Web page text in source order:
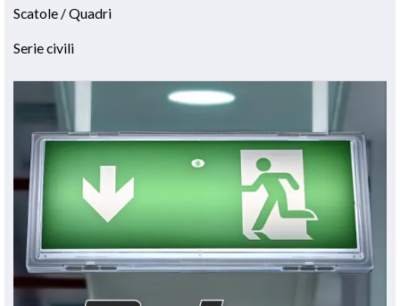
Scatole / Quadri
Serie civili